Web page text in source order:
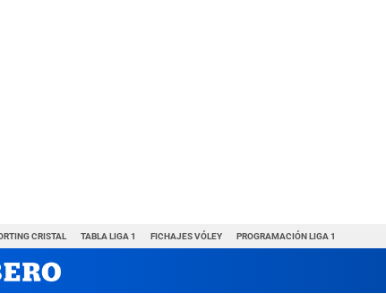
CRISTAL TABLA LIGA 1 FICHAJES VÓLEY PROGRAMACIÓN LIGA 1